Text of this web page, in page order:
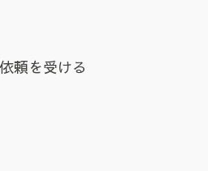
頼を受ける